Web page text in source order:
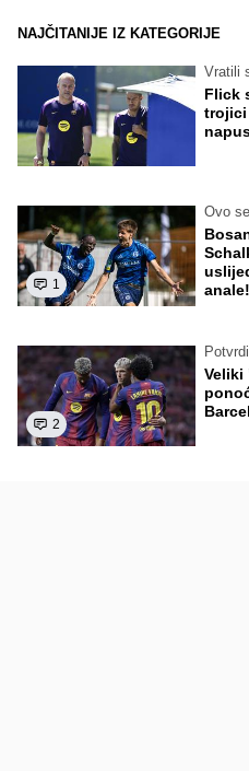
NAJČITANIJE IZ KATEGORIJE
Vratili
Flick
trojici
1
Ovo
anale!
2
Veliki